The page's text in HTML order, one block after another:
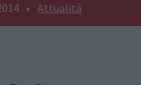
• Attualità